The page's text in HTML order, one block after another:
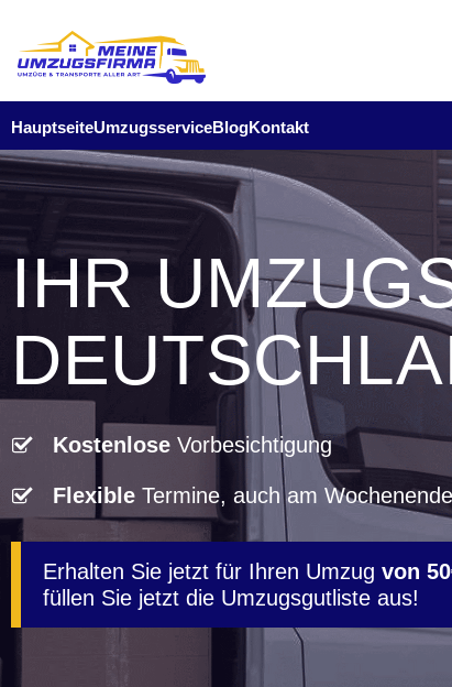
HauptseiteUmzugsserviceBlogKontakt
IHR
Kostenlose Vorbesichtigung
Flexible Termine, auch am Wochenende
Erhalten Sie jetzt für Ihren Umzug von
füllen Sie jetzt die Umzugsgutliste aus!